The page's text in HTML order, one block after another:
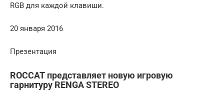
RGB для каждой клавиши.
20 января 2016
Презентация
ROCCAT представляет новую игровую
гарнитуру RENGA STEREO